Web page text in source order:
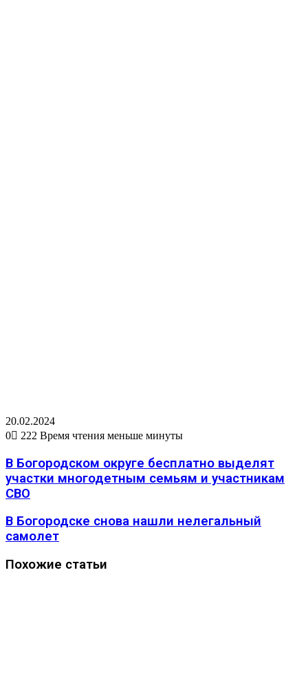
20.02.2024
0
222 Время чтения меньше минуты
В Богородском округе бесплатно выделят
участки многодетным семьям и участникам
СВО
В Богородске снова нашли нелегальный
самолет
Похожие статьи